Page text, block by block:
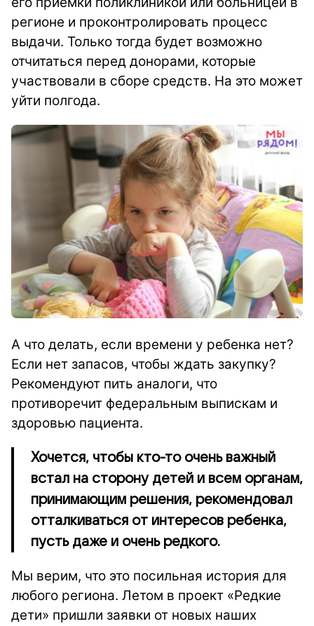
регионе и проконтролировать процесс
выдачи. Только тогда будет возможно
отчитаться перед донорами, которые
участвовали в сборе средств. На это может
уйти полгода.
А что делать, если времени у ребенка нет?
Если нет запасов, чтобы ждать закупку?
Рекомендуют пить аналоги, что
противоречит федеральным выпискам и
здоровью пациента.
Хочется, чтобы кто-то очень важный
встал на сторону детей и всем органам,
принимающим решения, рекомендовал
отталкиваться от интересов ребенка,
пусть даже и очень редкого.
Мы верим, что это посильная история для
любого региона. Летом в проект «Редкие
дети» пришли заявки от новых наших